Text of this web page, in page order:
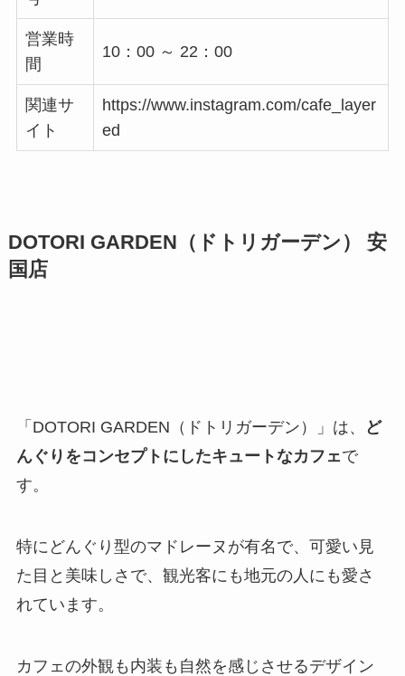
営業時
間
10：00 ～ 22：00
関連サ
イト
https://www.instagram.com/cafe_layer
ed
DOTORI GARDEN（ドトリガーデン） 安
国店
「DOTORI GARDEN（ドトリガーデン）」は、
ど
んぐりをコンセプトにしたキュートなカフェで
す。
特にどんぐり型のマドレーヌが有名で、可愛い見
た目と美味しさで、観光客にも地元の人にも愛さ
れています。
カフェの外観も内装も自然を感じさせるデザイン